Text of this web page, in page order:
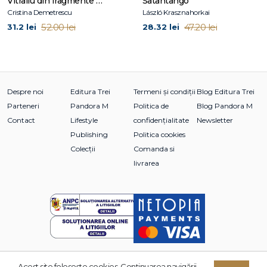
altă întrebare, ci, dimpotrivă, vrea s-o ajute să-și mai pună
câteva.
Romanul așteaptă să fie deschis de oameni deschiși, criticat
Cristina Demetrescu
31.2 lei 52.00 lei
László Krasznahorkai
28.32 lei 47.20 lei
Despre noi
Parteneri
Contact
Editura Trei
Pandora M
Lifestyle
Publishing
Colecții
Termeni și condiții
Politica de
confidențialitate
Politica cookies
Comanda si
livrarea
Blog Editura Trei
Blog Pandora M
Newsletter